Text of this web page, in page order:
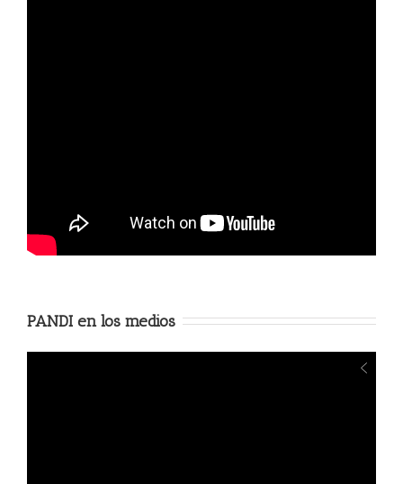
PANDI en los medios